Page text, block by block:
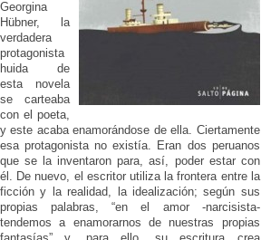
Georgina
Hübner, la
verdadera
protagonista
huida de
esta novela
se carteaba
con el poeta,
y este acaba enamorándose de ella. Ciertamente
esa protagonista no existía. Eran dos peruanos
que se la inventaron para, así, poder estar con
él. De nuevo, el escritor utiliza la frontera entre la
ficción y la realidad, la idealización; según sus
propias palabras, “en el amor -narcisista-
tendemos a enamorarnos de nuestras propias